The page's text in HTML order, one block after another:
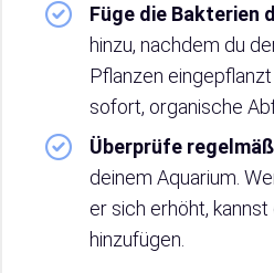
Füge die Bakterien
hinzu, nachdem du
Pflanzen
sofort, organische
Überprüfe
deinem Aquarium.
er sich erhöht,
hinzufügen.